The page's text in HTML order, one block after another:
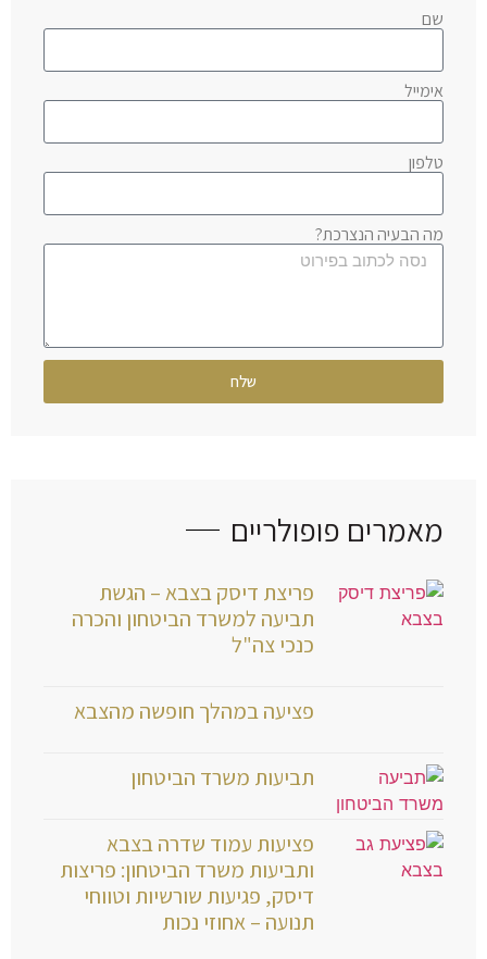
שם
אימייל
טלפון
מה הבעיה הנצרכת?
שלח
מאמרים פופולריים
פריצת דיסק בצבא – הגשת
תביעה למשרד הביטחון והכרה
כנכי צה"ל
פציעה במהלך חופשה מהצבא
תביעות משרד הביטחון
פציעות עמוד שדרה בצבא
ותביעות משרד הביטחון: פריצות
דיסק, פגיעות שורשיות וטווחי
תנועה – אחוזי נכות